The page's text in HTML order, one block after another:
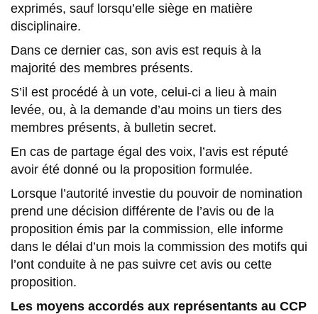
exprimés, sauf lorsqu’elle siège en matière
disciplinaire.
Dans ce dernier cas, son avis est requis à la
majorité des membres présents.
S’il est procédé à un vote, celui-ci a lieu à main
levée, ou, à la demande d’au moins un tiers des
membres présents, à bulletin secret.
En cas de partage égal des voix, l’avis est réputé
avoir été donné ou la proposition formulée.
Lorsque l’autorité investie du pouvoir de nomination
prend une décision différente de l’avis ou de la
proposition émis par la commission, elle informe
dans le délai d’un mois la commission des motifs qui
l’ont conduite à ne pas suivre cet avis ou cette
proposition.
Les moyens accordés aux représentants au CCP